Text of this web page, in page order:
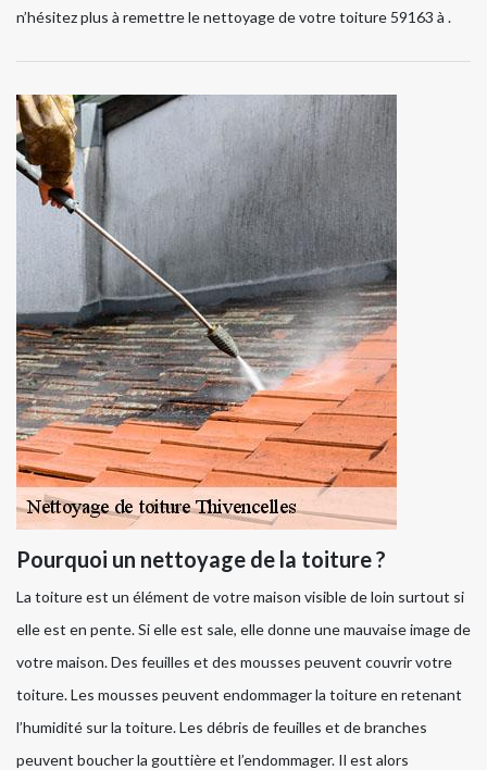
n’hésitez plus à remettre le nettoyage de votre toiture 59163 à .
Pourquoi un nettoyage de la toiture ?
La toiture est un élément de votre maison visible de loin surtout si
elle est en pente. Si elle est sale, elle donne une mauvaise image de
votre maison. Des feuilles et des mousses peuvent couvrir votre
toiture. Les mousses peuvent endommager la toiture en retenant
l’humidité sur la toiture. Les débris de feuilles et de branches
peuvent boucher la gouttière et l’endommager. Il est alors